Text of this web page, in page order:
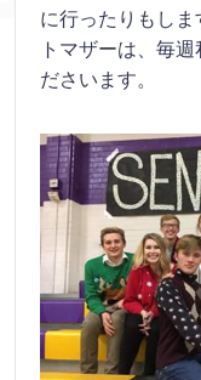
に行ったりもし
トマザーは、毎
ださいます。